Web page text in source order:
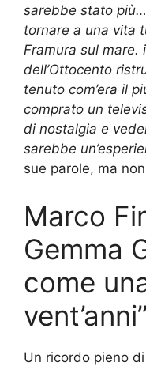
sarebbe stato
tornare a una vita
Framura sul mare.
dell’Ottocento
tenuto com’era il
comprato un
di nostalgia e
sarebbe
sue parole, ma
Marco
Gemma
come
vent’anni”
Un ricordo pieno